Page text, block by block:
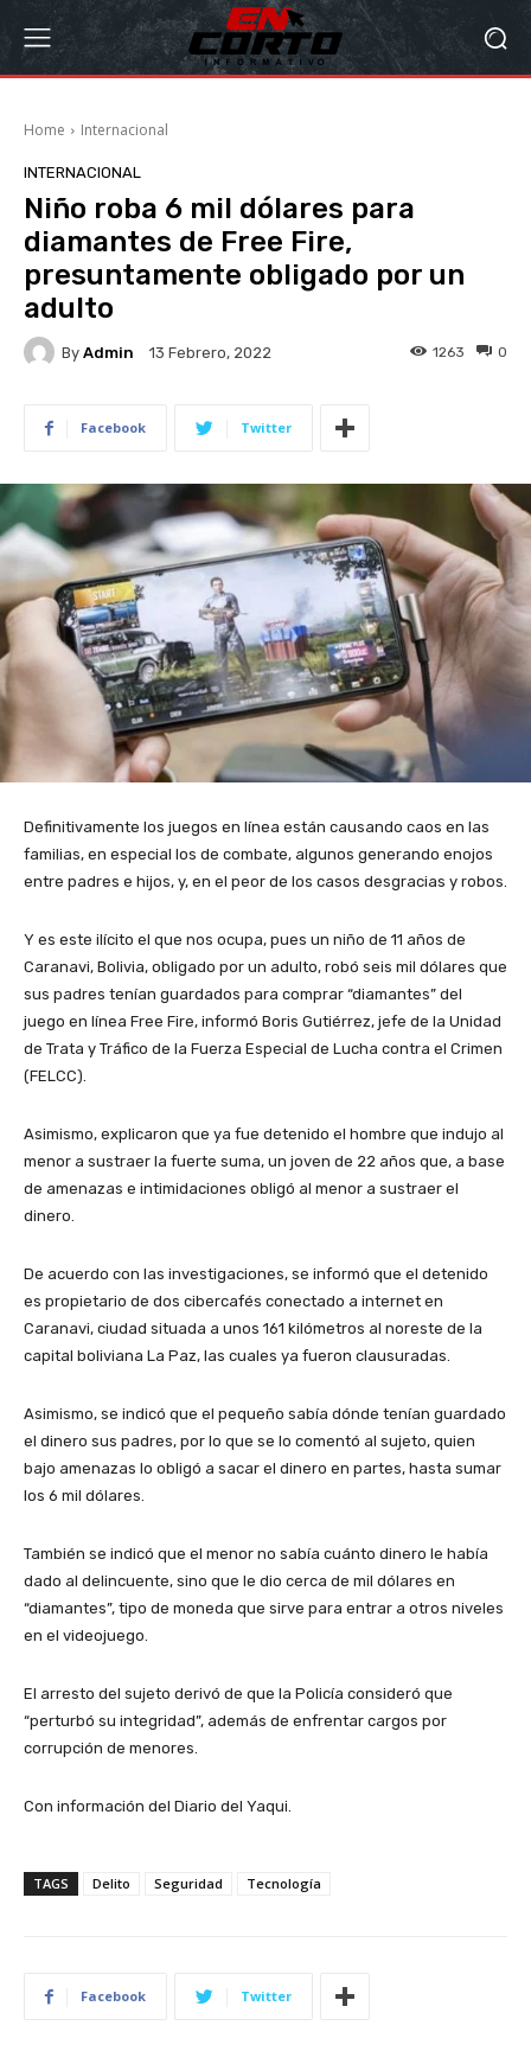
Home Internacional
INTERNACIONAL
Niño roba 6 mil dólares para
diamantes de Free Fire,
presuntamente obligado por un
adulto
By Admin 13 Febrero, 2022 0
1263
Facebook Twitter
Definitivamente los juegos en línea están causando caos en las
familias, en especial los de combate, algunos generando enojos
entre padres e hijos, y, en el peor de los casos desgracias y robos.
Y es este ilícito el que nos ocupa, pues un niño de 11 años de
Caranavi, Bolivia, obligado por un adulto, robó seis mil dólares que
sus padres tenían guardados para comprar “diamantes” del
juego en línea Free Fire, informó Boris Gutiérrez, jefe de la Unidad
de Trata y Tráfico de la Fuerza Especial de Lucha contra el Crimen
(FELCC).
Asimismo, explicaron que ya fue detenido el hombre que indujo al
menor a sustraer la fuerte suma, un joven de 22 años que, a base
de amenazas e intimidaciones obligó al menor a sustraer el
dinero.
De acuerdo con las investigaciones, se informó que el detenido
es propietario de dos cibercafés conectado a internet en
Caranavi, ciudad situada a unos 161 kilómetros al noreste de la
capital boliviana La Paz, las cuales ya fueron clausuradas.
Asimismo, se indicó que el pequeño sabía dónde tenían guardado
el dinero sus padres, por lo que se lo comentó al sujeto, quien
bajo amenazas lo obligó a sacar el dinero en partes, hasta sumar
los 6 mil dólares.
También se indicó que el menor no sabía cuánto dinero le había
dado al delincuente, sino que le dio cerca de mil dólares en
“diamantes”, tipo de moneda que sirve para entrar a otros niveles
en el videojuego.
El arresto del sujeto derivó de que la Policía consideró que
“perturbó su integridad”, además de enfrentar cargos por
corrupción de menores.
Con información del Diario del Yaqui.
TAGS Delito Seguridad Tecnología
Facebook Twitter